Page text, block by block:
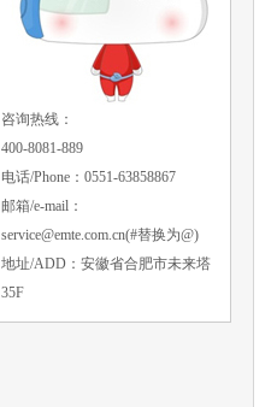
咨询热线：
400-8081-889
电话/Phone：0551-63858867
邮箱/e-mail：
service@emte.com.cn(#替换为@)
地址/ADD：安徽省合肥市未来塔
35F